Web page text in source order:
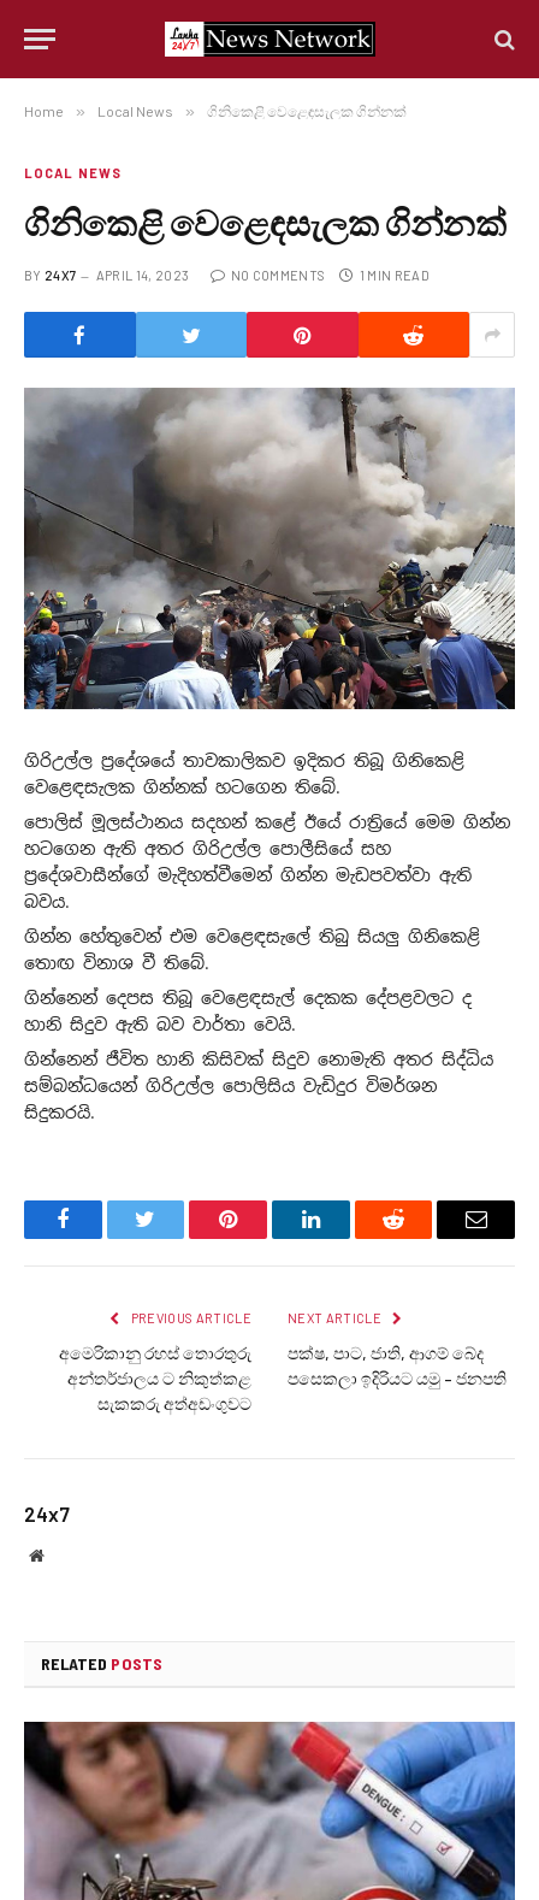
Home » Local News » ගිනිකෙළි වෙළෙඳසැලක ගින්නක්
LOCAL NEWS
ගිනිකෙළි වෙළෙඳසැලක ගින්නක්
BY 24X7 APRIL 14, 2023 NO COMMENTS 1 MIN READ
ගිරිඋල්ල ප්‍රදේශයේ තාවකාලිකව ඉදිකර තිබූ ගිනිකෙළි
වෙළෙඳසැලක ගින්නක් හටගෙන තිබේ.
පොලිස් මූලස්ථානය සදහන් කළේ ඊයේ රාත්‍රියේ මෙම ගින්න
හටගෙන ඇති අතර ගිරිඋල්ල පොලීසියේ සහ
ප්‍රදේශවාසීන්ගේ මැදිහත්වීමෙන් ගින්න මැඩපවත්වා ඇති
බවය.
ගින්න හේතුවෙන් එම වෙළෙඳසැලේ තිබු සියලු ගිනිකෙළි
තොඟ විනාශ වී තිබේ.
ගින්නෙන් දෙපස තිබූ වෙළෙඳසැල් දෙකක දේපළවලට ද
හානි සිදුව ඇති බව වාර්තා වෙයි.
ගින්නෙන් ජීවිත හානි කිසිවක් සිදුව නොමැති අතර සිද්ධිය
සම්බන්ධයෙන් ගිරිඋල්ල පොලිසිය වැඩිදුර විමර්ශන
සිදුකරයි.
FacebookTwitter Pinterest LinkedInReddit Email
PREVIOUS ARTICLE
අමෙරිකානු රහස් තොරතුරු
අන්තර්ජාලය ට නිකුත්කළ
සැකකරු අත්අඩංගුවට
NEXT ARTICLE
පක්ෂ, පාට, ජාති, ආගම් බේද
පසෙකලා ඉදිරියට යමු – ජනපති
24x7
Website
RELATED POSTS